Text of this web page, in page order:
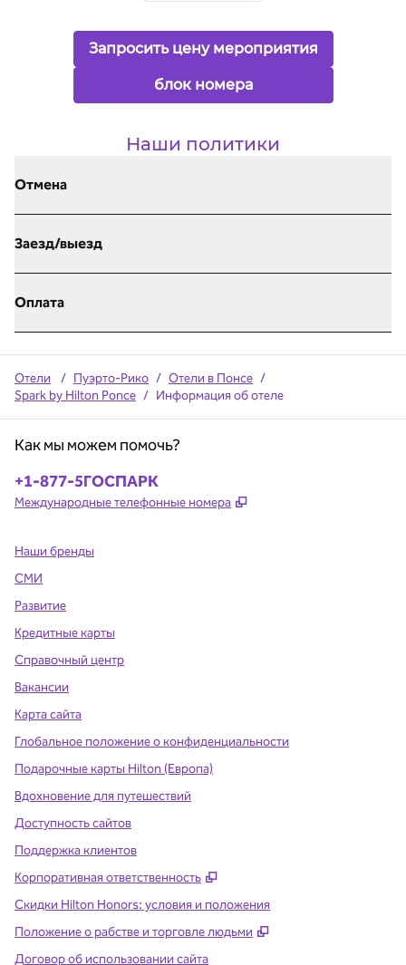
Запросить цену мероприятия,
блок номера,
Наши политики
Отмена
Заезд/выезд
Оплата
Отели / Пуэрто-Рико / Отели в Понсе /
Spark by Hilton Ponce / Информация об отеле
Как мы можем помочь?
Телефон:
+1-877-5ГОСПАРК
Международные телефонные номера ,
Наши бренды
СМИ
Развитие
Кредитные карты
Справочный центр
Вакансии
Карта сайта
Глобальное положение о конфиденциальности
Подарочные карты Hilton (Европа)
Вдохновение для путешествий
Доступность сайтов
Поддержка клиентов
Корпоративная ответственность
,
Скидки Hilton Honors: условия и положения
Положение о рабстве и торговле людьми
,
Договор об использовании сайта